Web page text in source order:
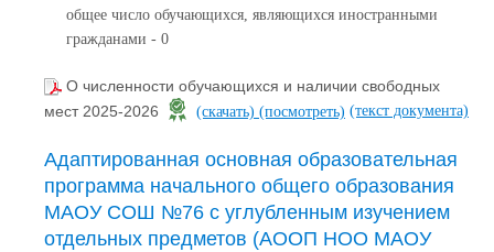
общее число обучающихся, являющихся иностранными
гражданами - 0
О численности обучающихся и наличии свободных
мест 2025-2026
(скачать) (посмотреть) (текст документа)
Адаптированная основная образовательная
программа начального общего образования
МАОУ СОШ №76 с углубленным изучением
отдельных предметов (АООП НОО МАОУ